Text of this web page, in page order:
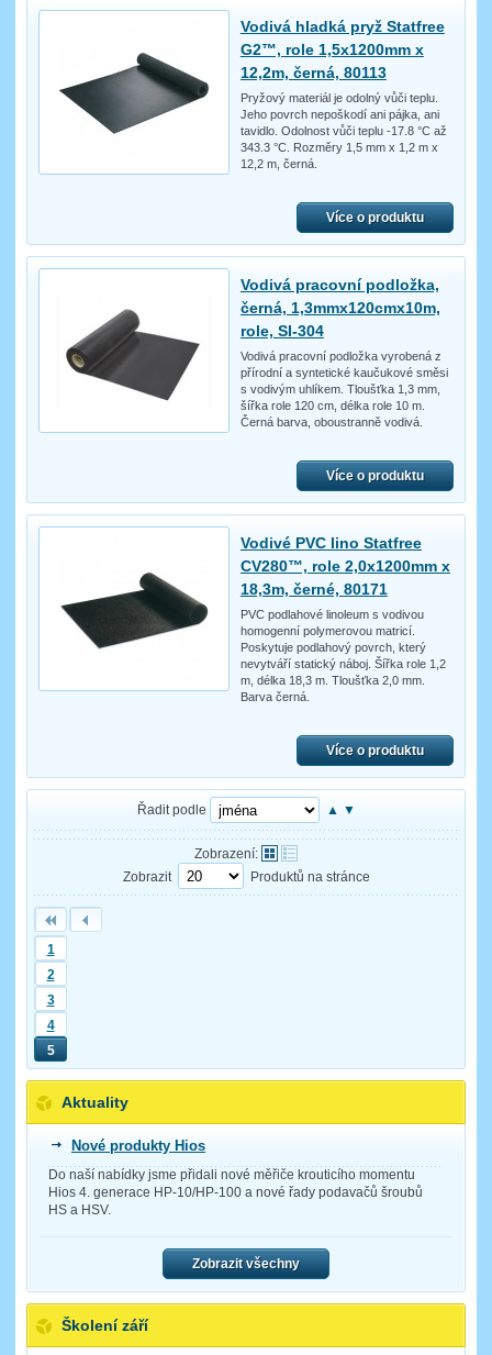
Vodivá hladká pryž Statfree
G2™, role 1,5x1200mm x
12,2m, černá, 80113
Pryžový materiál je odolný vůči teplu.
Jeho povrch nepoškodí ani pájka, ani
tavidlo. Odolnost vůči teplu -17.8 °C až
343.3 °C. Rozměry 1,5 mm x 1,2 m x
12,2 m, černá.
Více o produktu
Vodivá pracovní podložka,
černá, 1,3mmx120cmx10m,
role, SI-304
Vodivá pracovní podložka vyrobená z
přírodní a syntetické kaučukové směsi
s vodivým uhlíkem. Tloušťka 1,3 mm,
šířka role 120 cm, délka role 10 m.
Černá barva, oboustranně vodivá.
Více o produktu
Vodivé PVC lino Statfree
CV280™, role 2,0x1200mm x
18,3m, černé, 80171
PVC podlahové linoleum s vodivou
homogenní polymerovou matricí.
Poskytuje podlahový povrch, který
nevytváří statický náboj. Šířka role 1,2
m, délka 18,3 m. Tloušťka 2,0 mm.
Barva černá.
Více o produktu
Řadit podle ▲ ▼
Zobrazení:
Zobrazit
Produktů na stránce
1
2
3
4
5
Aktuality
Nové produkty Hios
Do naší nabídky jsme přidali nové měřiče krouticího momentu
Hios 4. generace HP-10/HP-100 a nové řady podavačů šroubů
HS a HSV.
Zobrazit všechny
Školení září